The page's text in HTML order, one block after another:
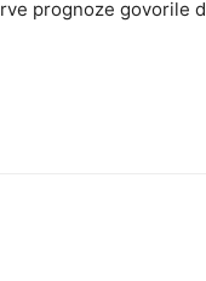
prognoze govorile